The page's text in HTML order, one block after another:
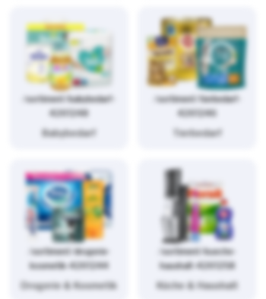
/sortiment/babybedarf-
4261248
Babybedarf
/sortiment/tierbedarf-
4261246
Tierbedarf
/sortiment/drogerie-
kosmetik-4261244
Drogerie & Kosmetik
/sortiment/kueche-
haushalt-4261258
Küche & Haushalt